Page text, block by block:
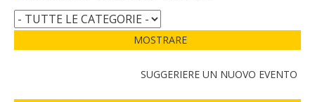
MOSTRARE
SUGGERIERE UN NUOVO EVENTO